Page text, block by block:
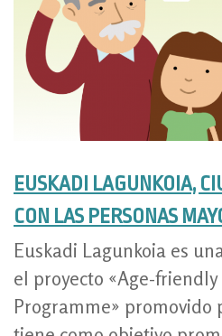
EUSKADI LAGUNKOIA,
CON LAS PERSONAS
Euskadi Lagunkoia es
el proyecto «Age-
Programme» promovido